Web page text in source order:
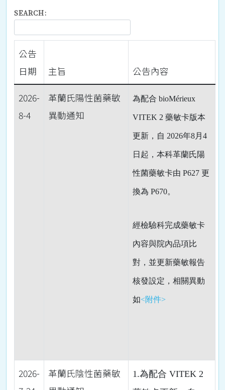
SEARCH:
公告
日期
主旨 公告內容
2026-
8-4
革蘭氏陽性菌藥敏
異動通知
為配合 bioMérieux
VITEK 2 藥敏卡版本
更新，自 2026年8月4
日起，本科革蘭氏陽
性菌藥敏卡由 P627 更
換為 P670。
經檢驗科完成藥敏卡
內容與院內品項比
對，並更新藥敏報告
核發設定，相關異動
如<附件>
2026-
革蘭氏陰性菌藥敏
1.為配合 VITEK 2